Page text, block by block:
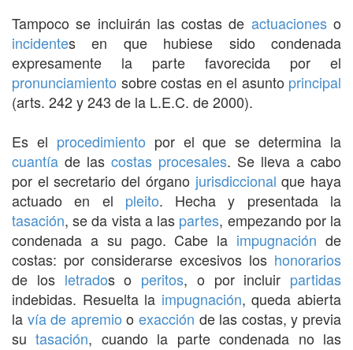
Tampoco se incluirán las costas de actuacioneso
incidentes en que hubiese sido condenada
expresamente la parte favorecida por el
pronunciamiento sobre costas en el asunto principal
(arts. 242 y 243 de la L.E.C. de 2000).
Es el procedimiento por el que se determina la
cuantía de las costas procesales. Se lleva a cabo
por el secretario del órgano jurisdiccional que haya
actuado en el pleito. Hecha y presentada la
tasación, se da vista a las partes, empezando por la
condenada a su pago. Cabe la impugnación de
costas: por considerarse excesivos los honorarios
de los letrados o peritos, o por incluir partidas
indebidas. Resuelta la impugnación, queda abierta
la vía de apremio oexacción de las costas, y previa
sutasación, cuando la parte condenada no las